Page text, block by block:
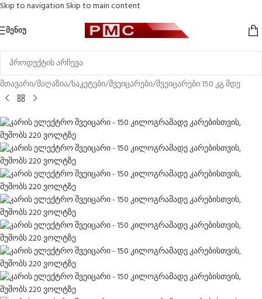
Skip to navigation Skip to main content
ᲛᲔᲜᲘᲣ
მთავარი/მაღაზია/საკეტები/შვეიცარები/შვეიცარები 150 კგ მდე
-7%